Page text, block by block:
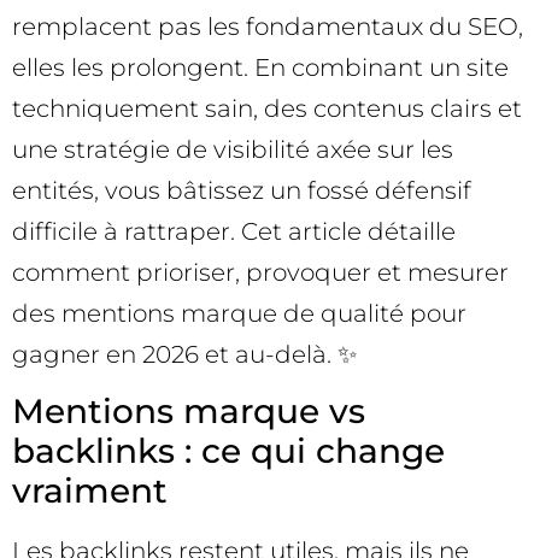
remplacent pas les fondamentaux du SEO,
elles les prolongent. En combinant un site
techniquement sain, des contenus clairs et
une stratégie de visibilité axée sur les
entités, vous bâtissez un fossé défensif
difficile à rattraper. Cet article détaille
comment prioriser, provoquer et mesurer
des mentions marque de qualité pour
gagner en 2026 et au-delà. ✨
Mentions marque vs
backlinks : ce qui change
vraiment
Les backlinks restent utiles, mais ils ne